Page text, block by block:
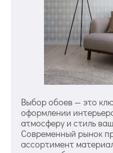
Выбор обоев — это
оформлении
атмосферу и стиль
Современный рынок
ассортимент